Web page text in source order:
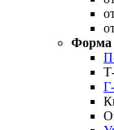
Форма